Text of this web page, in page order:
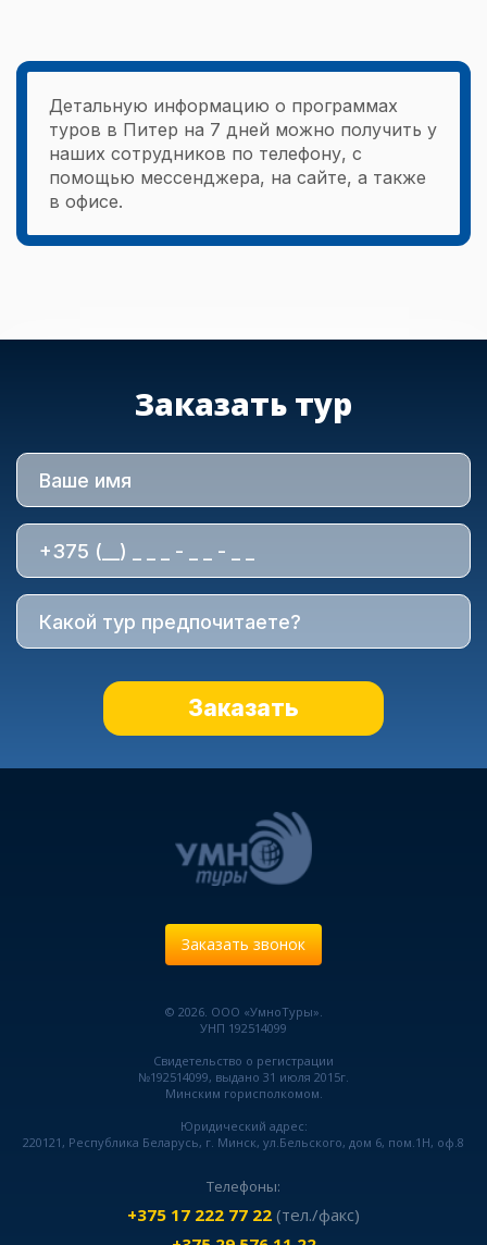
Детальную информацию о программах
туров в Питер на 7 дней можно получить у
наших сотрудников по телефону, с
помощью мессенджера, на сайте, а также
в офисе.
Заказать тур
Заказать
Заказать звонок
© 2026. ООО «УмноТуры».
УНП 192514099
Свидетельство о регистрации
№192514099, выдано 31 июля 2015г.
Минским горисполкомом.
Юридический адрес:
220121, Республика Беларусь, г. Минск, ул.Бельского, дом 6, пом.1Н, оф.8
Телефоны:
+375 17 222 77 22 (тел./факс)